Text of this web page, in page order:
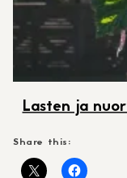
Lasten ja
Share this: